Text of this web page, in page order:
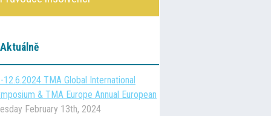
Aktuálně
12.6.2024 TMA Global International
& TMA Europe Annual European
February 13th, 2024